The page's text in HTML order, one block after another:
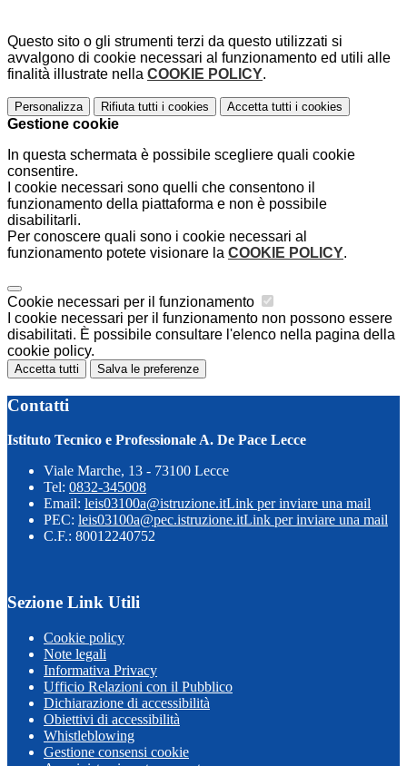
Questo sito o gli strumenti terzi da questo utilizzati si
avvalgono di cookie necessari al funzionamento ed utili alle
finalità illustrate nella COOKIE POLICY.
Personalizza Rifiuta tutti i cookies Accetta tutti i cookies
Gestione cookie
In questa schermata è possibile scegliere quali cookie
consentire.
I cookie necessari sono quelli che consentono il
funzionamento della piattaforma e non è possibile
disabilitarli.
Per conoscere quali sono i cookie necessari al
funzionamento potete visionare la COOKIE POLICY.
Cookie necessari per il funzionamento
I cookie necessari per il funzionamento non possono essere
disabilitati. È possibile consultare l'elenco nella pagina della
cookie policy.
Accetta tutti Salva le preferenze
Contatti
Istituto Tecnico e Professionale A. De Pace Lecce
Viale Marche, 13 - 73100 Lecce
Tel: 0832-345008
Email: leis03100a@istruzione.itLink per inviare una mail
PEC: leis03100a@pec.istruzione.itLink per inviare una mail
C.F.: 80012240752
Sezione Link Utili
Cookie policy
Note legali
Informativa Privacy
Ufficio Relazioni con il Pubblico
Dichiarazione di accessibilità
Obiettivi di accessibilità
Whistleblowing
Gestione consensi cookie